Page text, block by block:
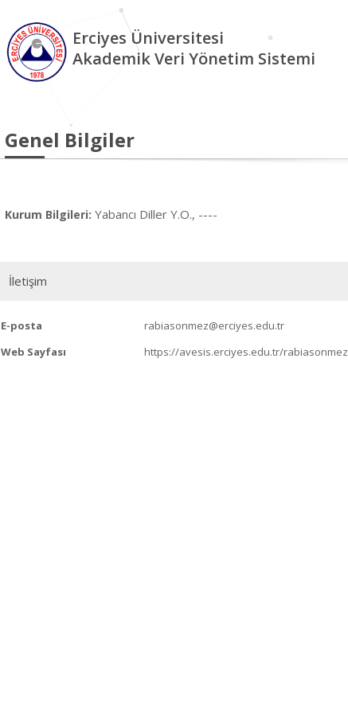
Erciyes Üniversitesi
Akademik Veri Yönetim Sistemi
Genel Bilgiler
Kurum Bilgileri: Yabancı Diller Y.O., ----
İletişim
E-posta
rabiasonmez@erciyes.edu.tr
Web Sayfası
https://avesis.erciyes.edu.tr/rabiasonmez